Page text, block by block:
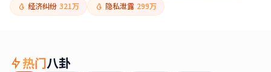
经济纠纷 321万 隐私泄露 299万
热门八卦